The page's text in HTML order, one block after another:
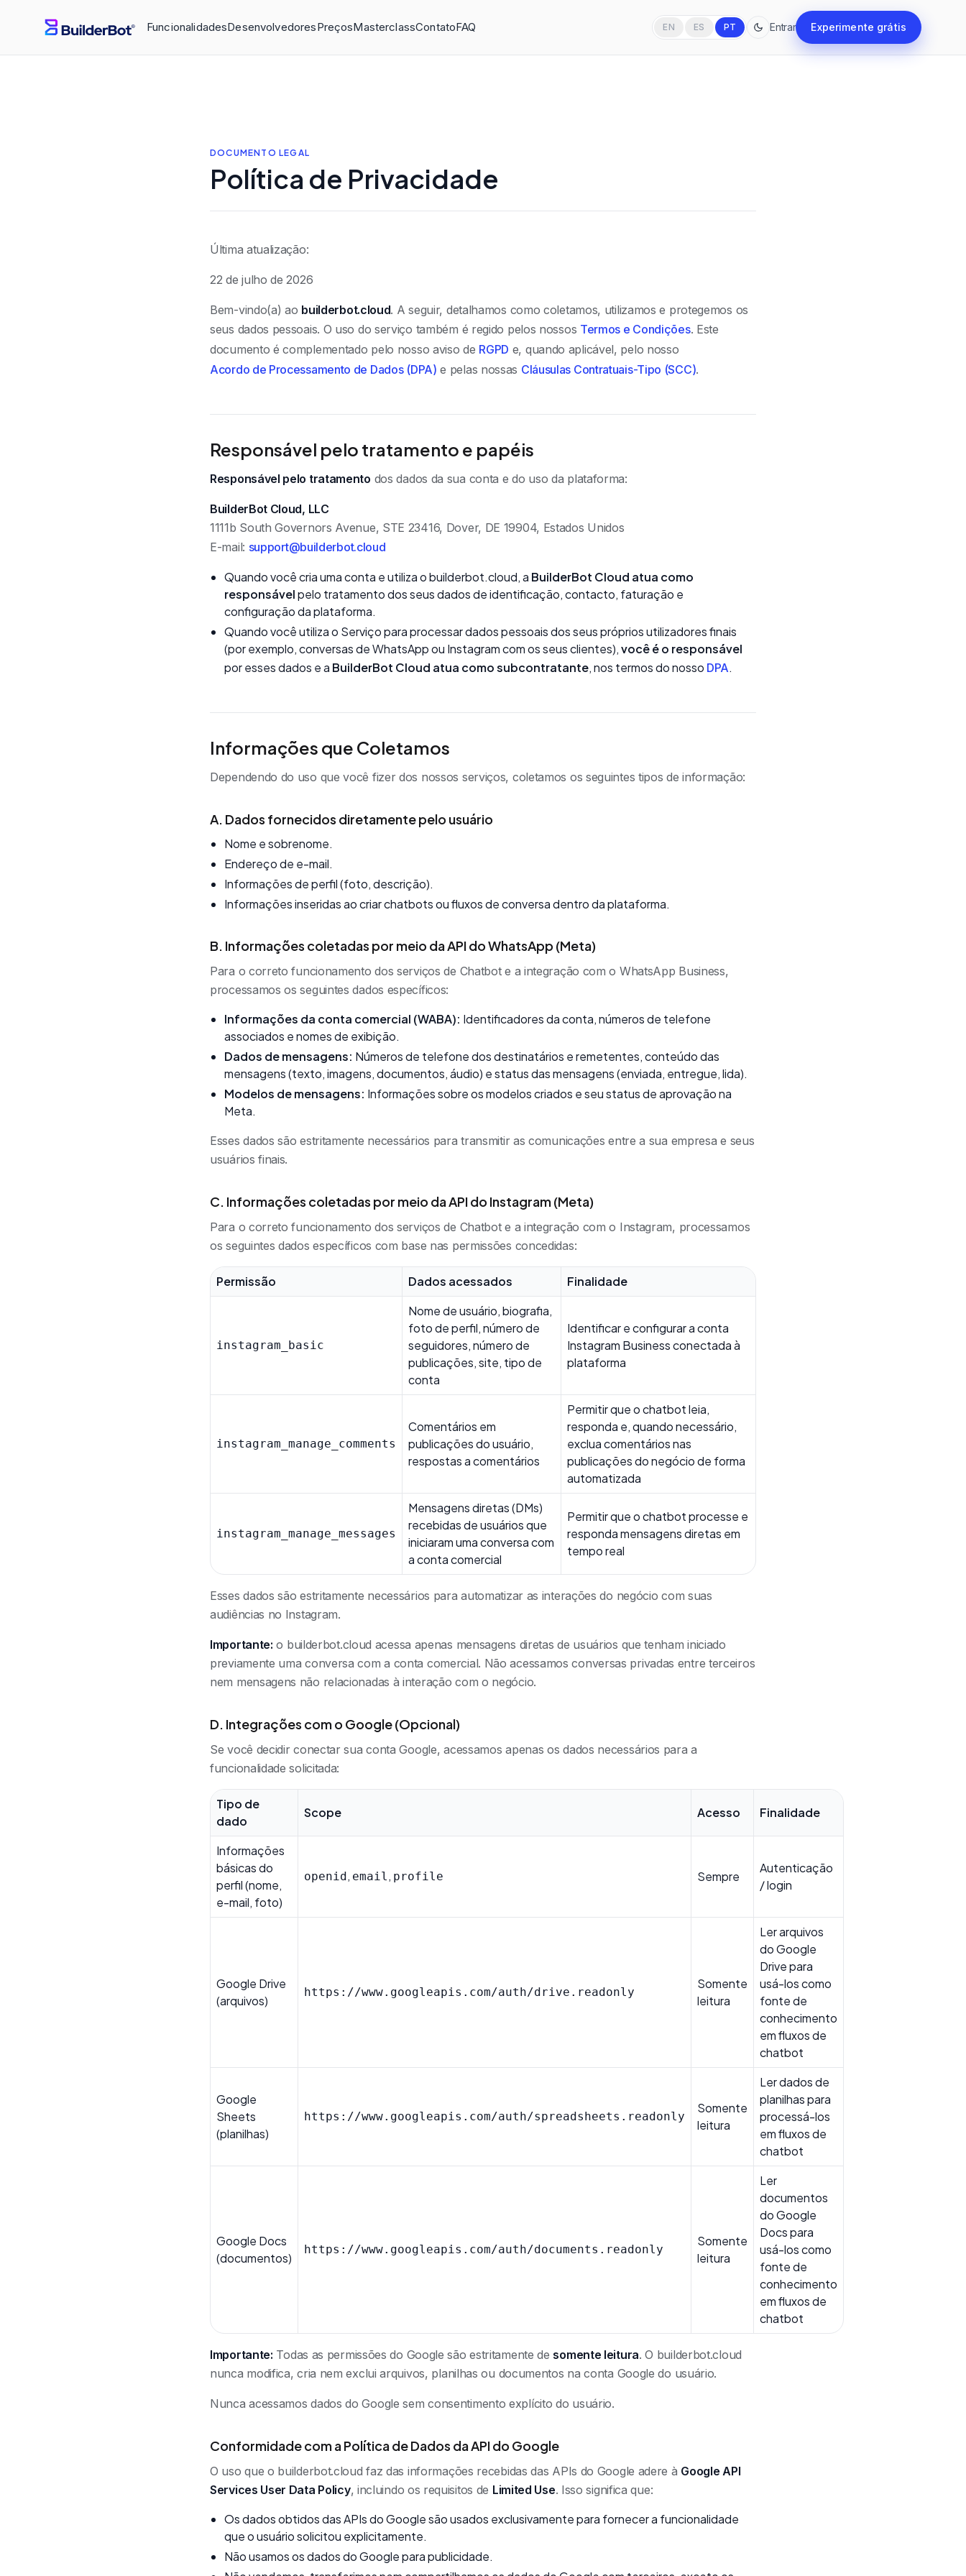
FuncionalidadesDesenvolvedoresPreçosMasterclassContatoFAQ EN ES PT Entrar Experimente grátis
DOCUMENTO LEGAL
Política de Privacidade
Última atualização:
22 de julho de 2026
Bem-vindo(a) ao builderbot.cloud. A seguir, detalhamos como coletamos, utilizamos e protegemos os
seus dados pessoais. O uso do serviço também é regido pelos nossos Termos e Condições. Este
documento é complementado pelo nosso aviso de RGPD e, quando aplicável, pelo nosso
Acordo de Processamento de Dados (DPA) e pelas nossas Cláusulas Contratuais-Tipo (SCC).
Responsável pelo tratamento e papéis
Responsável pelo tratamento dos dados da sua conta e do uso da plataforma:
BuilderBot Cloud, LLC
1111b South Governors Avenue, STE 23416, Dover, DE 19904, Estados Unidos
E-mail: support@builderbot.cloud
Quando você cria uma conta e utiliza o builderbot.cloud, a BuilderBot Cloud atua como
responsávelpelo tratamento dos seus dados de identificação, contacto, faturação e
configuração da plataforma.
Quando você utiliza o Serviço para processar dados pessoais dos seus próprios utilizadores finais
(por exemplo, conversas de WhatsApp ou Instagram com os seus clientes),você é o responsável
por esses dados e a BuilderBot Cloud atua como subcontratante, nos termos do nosso DPA.
Informações que Coletamos
Dependendo do uso que você fizer dos nossos serviços, coletamos os seguintes tipos de informação:
A. Dados fornecidos diretamente pelo usuário
Nome e sobrenome.
Endereço de e-mail.
Informações de perfil (foto, descrição).
Informações inseridas ao criar chatbots ou fluxos de conversa dentro da plataforma.
B. Informações coletadas por meio da API do WhatsApp (Meta)
Para o correto funcionamento dos serviços de Chatbot e a integração com o WhatsApp Business,
processamos os seguintes dados específicos:
Informações da conta comercial (WABA): Identificadores da conta, números de telefone
associados e nomes de exibição.
Dados de mensagens: Números de telefone dos destinatários e remetentes, conteúdo das
mensagens (texto, imagens, documentos, áudio) e status das mensagens (enviada, entregue, lida).
Modelos de mensagens: Informações sobre os modelos criados e seu status de aprovação na
Meta.
Esses dados são estritamente necessários para transmitir as comunicações entre a sua empresa e seus
usuários finais.
C. Informações coletadas por meio da API do Instagram (Meta)
Para o correto funcionamento dos serviços de Chatbot e a integração com o Instagram, processamos
os seguintes dados específicos com base nas permissões concedidas:
Permissão Dados acessados Finalidade
instagram_basic
Nome de usuário, biografia,
foto de perfil, número de
seguidores, número de
publicações, site, tipo de
conta
Identificar e configurar a conta
Instagram Business conectada à
plataforma
instagram_manage_comments
Comentários em
publicações do usuário,
respostas a comentários
Permitir que o chatbot leia,
responda e, quando necessário,
exclua comentários nas
publicações do negócio de forma
automatizada
instagram_manage_messages
Mensagens diretas (DMs)
recebidas de usuários que
iniciaram uma conversa com
a conta comercial
Permitir que o chatbot processe e
responda mensagens diretas em
tempo real
Esses dados são estritamente necessários para automatizar as interações do negócio com suas
audiências no Instagram.
Importante: o builderbot.cloud acessa apenas mensagens diretas de usuários que tenham iniciado
previamente uma conversa com a conta comercial. Não acessamos conversas privadas entre terceiros
nem mensagens não relacionadas à interação com o negócio.
D. Integrações com o Google (Opcional)
Se você decidir conectar sua conta Google, acessamos apenas os dados necessários para a
funcionalidade solicitada:
Tipo de
dado
Scope Acesso Finalidade
Informações
básicas do
perfil (nome,
e-mail, foto)
openid, email , profile Sempre
Autenticação
/ login
Google Drive
(arquivos)
https://www.googleapis.com/auth/drive.readonly
Somente
leitura
Ler arquivos
do Google
Drive para
usá-los como
fonte de
conhecimento
em fluxos de
chatbot
Google
Sheets
(planilhas)
https://www.googleapis.com/auth/spreadsheets.readonly
Somente
leitura
Ler dados de
planilhas para
processá-los
em fluxos de
chatbot
Google Docs
(documentos)
https://www.googleapis.com/auth/documents.readonly
Somente
leitura
Ler
documentos
do Google
Docs para
usá-los como
fonte de
conhecimento
em fluxos de
chatbot
Importante: Todas as permissões do Google são estritamente de somente leitura. O builderbot.cloud
nunca modifica, cria nem exclui arquivos, planilhas ou documentos na conta Google do usuário.
Nunca acessamos dados do Google sem consentimento explícito do usuário.
Conformidade com a Política de Dados da API do Google
O uso que o builderbot.cloud faz das informações recebidas das APIs do Google adere à Google API
Services User Data Policy, incluindo os requisitos de Limited Use. Isso significa que:
Os dados obtidos das APIs do Google são usados exclusivamente para fornecer a funcionalidade
que o usuário solicitou explicitamente.
Não usamos os dados do Google para publicidade.